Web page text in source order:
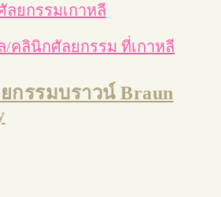
ลยกรรมเกาหลี
/คลินิกศัลยกรรม ที่เกาหลี
กรรมบราวน์ Braun